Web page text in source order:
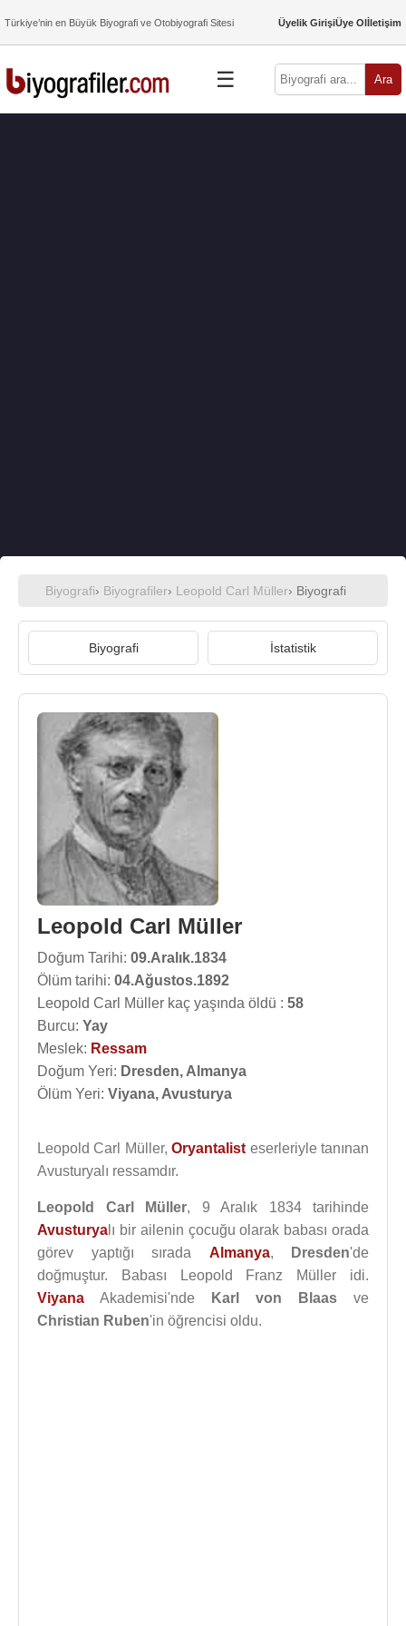
Türkiye’nin en Büyük Biyografi ve Otobiyografi Sitesi Üyelik GirişiÜye Olİletişim
☰ Ara
Biyografi› Biyografiler› Leopold Carl Müller› Biyografi
Biyografi İstatistik
Leopold Carl Müller
Doğum Tarihi: 09.Aralık.1834
Ölüm tarihi: 04.Ağustos.1892
Leopold Carl Müller kaç yaşında öldü : 58
Burcu: Yay
Meslek: Ressam
Doğum Yeri: Dresden, Almanya
Ölüm Yeri: Viyana, Avusturya
Leopold Carl Müller,Oryantalist eserleriyle tanınan
Avusturyalı ressamdır.
Leopold Carl Müller, 9 Aralık 1834 tarihinde
Avusturya lı bir ailenin çocuğu olarak babası orada
görev yaptığı sırada Almanya, Dresden'de
doğmuştur. Babası Leopold Franz Müller idi.
Viyana Akademisi'nde Karl von Blaas ve
Christian Ruben'in öğrencisi oldu.